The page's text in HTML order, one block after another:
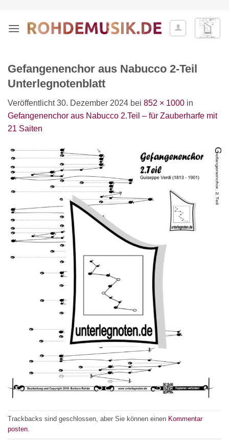
springen
Gefangenenchor aus Nabucco 2-Teil
Unterlegnotenblatt
Veröffentlicht30. Dezember 2024 bei 852 × 1000 in
Gefangenenchor aus Nabucco 2.Teil – für Zauberharfe mit
21 Saiten
Trackbacks sind geschlossen, aber Sie können einen Kommentar
posten